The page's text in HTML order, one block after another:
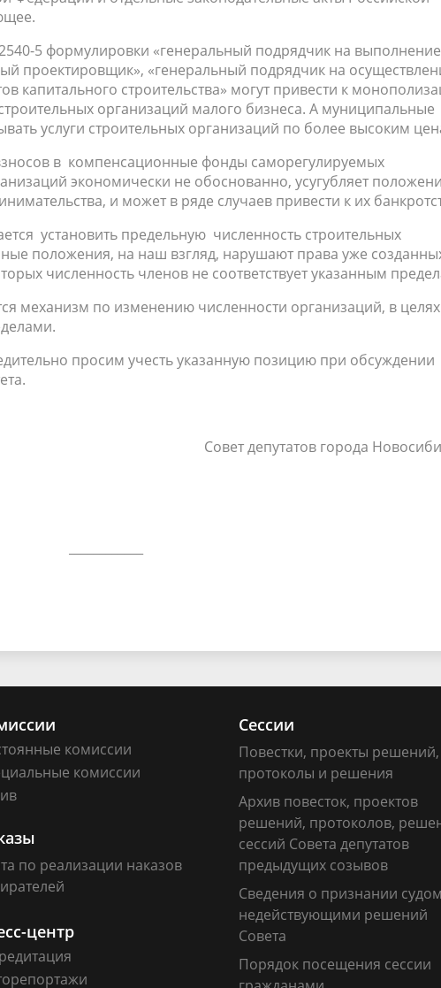
5 формулировки «генеральный подрядчик на выполнение
проектировщик», «генеральный подрядчик на
капитального строительства» могут привести к
организаций малого бизнеса. А муниципальные
услуги строительных организаций по более высоким
в компенсационные фонды саморегулируемых
экономически не обоснованно, усугубляет
и может в ряде случаев привести к их
установить предельную численность строительных
положения, на наш взгляд, нарушают права уже
численность членов не соответствует указанным
механизм по изменению численности организаций, в целях
просим учесть указанную позицию при обсуждении
Совет депутатов города
комиссии
комиссии
Сессии
Повестки, проекты решений,
протоколы и решения
Архив повесток, проектов
решений, протоколов,
сессий Совета депутатов
предыдущих созывов
Сведения о признании судом
недействующими решений
Совета
Порядок посещения сессии
по реализации наказов
центр